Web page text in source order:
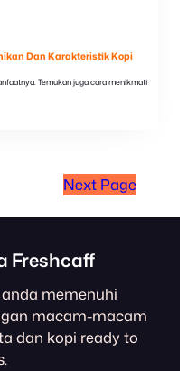
Dan Karakteristik Kopi
Temukan juga cara menikmati
Next Page
Freshcaff
memenuhi
macam-macam
dan kopi ready to